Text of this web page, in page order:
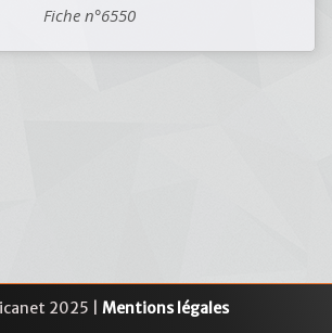
Fiche n°6550
2025 | Mentions légales